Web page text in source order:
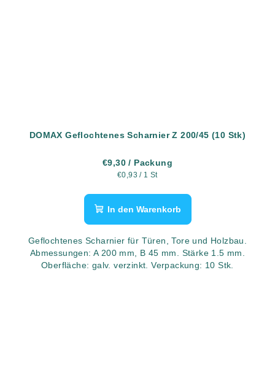
DOMAX Geflochtenes Scharnier Z 200/45 (10 Stk)
€9,30/ Packung
Verkaufspreis:
€0,93 / 1 St
In den Warenkorb
Geflochtenes Scharnier für Türen, Tore und Holzbau.
Abmessungen: A 200 mm, B 45 mm. Stärke 1.5 mm.
Oberfläche: galv. verzinkt. Verpackung: 10 Stk.